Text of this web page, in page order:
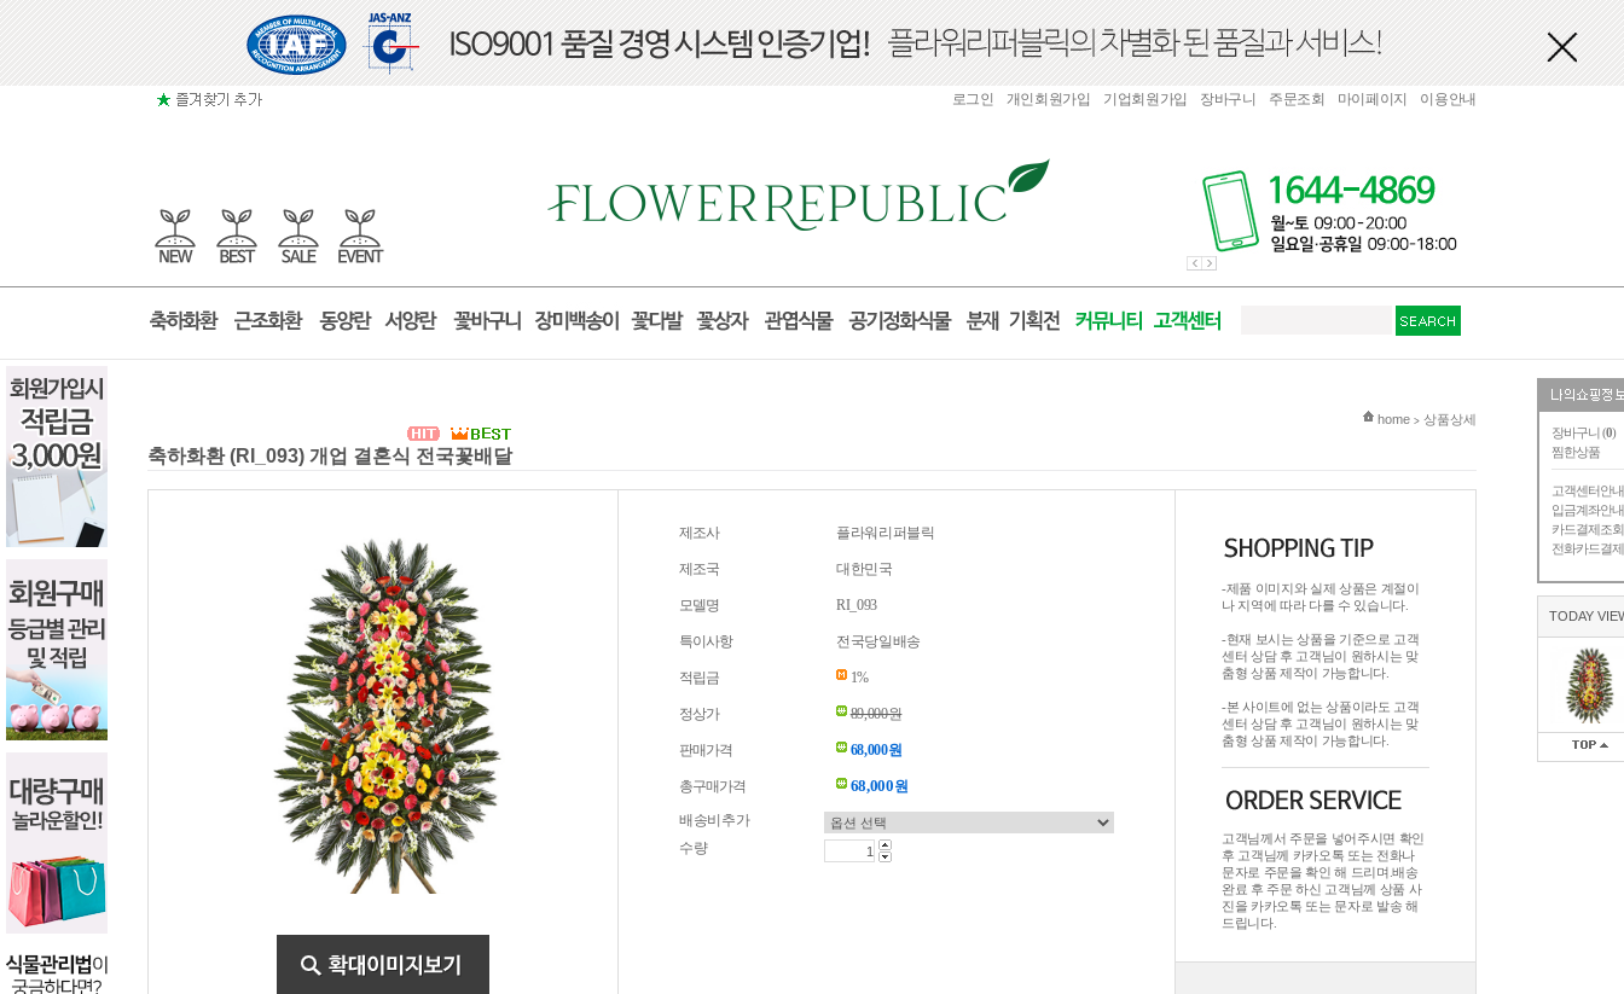
장바구니 (0)
찜한상품
고객센터안내
입금계좌안내
카드결제조회
전화카드결제
TODAY
로그인 개인회원가입 기업회원가입 장바구니 주문조회 마이페이지 이용안내
현재 위치
home > 상품상세
축하화환 (RI_093) 개업 결혼식 전국꽃배달
제조사 플라워리퍼블릭
제조국 대한민국
모델명 RI_093
특이사항 전국당일배송
적립금 1%
정상가 89,000원
판매가격 68,000원
총구매가격 68,000원
배송비추가
수량
-제품 이미지와 실제 상품은 계절이
나 지역에 따라 다를 수 있습니다.
-현재 보시는 상품을 기준으로 고객
센터 상담 후 고객님이 원하시는 맞
춤형 상품 제작이 가능합니다.
-본 사이트에 없는 상품이라도 고객
센터 상담 후 고객님이 원하시는 맞
춤형 상품 제작이 가능합니다.
고객님께서 주문을 넣어주시면 확인
후 고객님께 카카오톡 또는 전화나
문자로 주문을 확인 해 드리며.배송
완료 후 주문 하신 고객님께 상품 사
진을 카카오톡 또는 문자로 발송 해
드립니다.